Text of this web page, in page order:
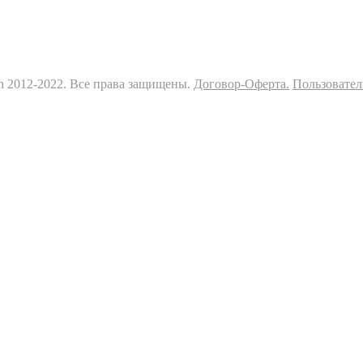
2012-2022. Все права защищены. Договор-Оферта.